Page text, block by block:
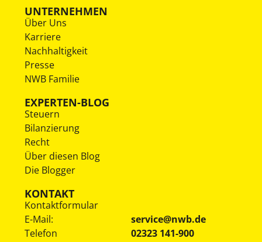
UNTERNEHMEN
Über Uns
Karriere
Nachhaltigkeit
Presse
NWB Familie
EXPERTEN-BLOG
Steuern
Bilanzierung
Recht
Über diesen Blog
Die Blogger
KONTAKT
Kontaktformular
E-Mail:
service@nwb.de
Telefon
02323 141-900